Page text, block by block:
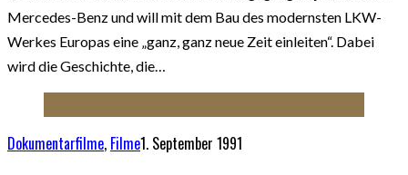
Mercedes-Benz und will mit dem Bau des modernsten LKW-
Werkes Europas eine „ganz, ganz neue Zeit einleiten“. Dabei
wird die Geschichte, die…
Dokumentarfilme, Filme1. September 1991